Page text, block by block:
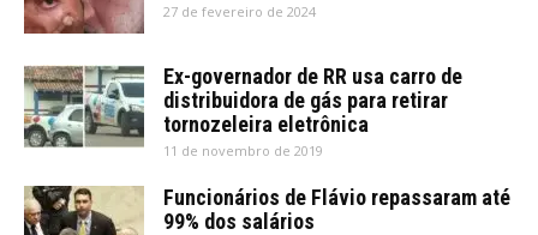
27 de fevereiro de 2024
Ex-governador de RR usa carro de
distribuidora de gás para retirar
tornozeleira eletrônica
11 de novembro de 2019
Funcionários de Flávio repassaram até
99% dos salários